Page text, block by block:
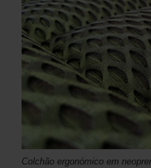
Colchão ergonómico em